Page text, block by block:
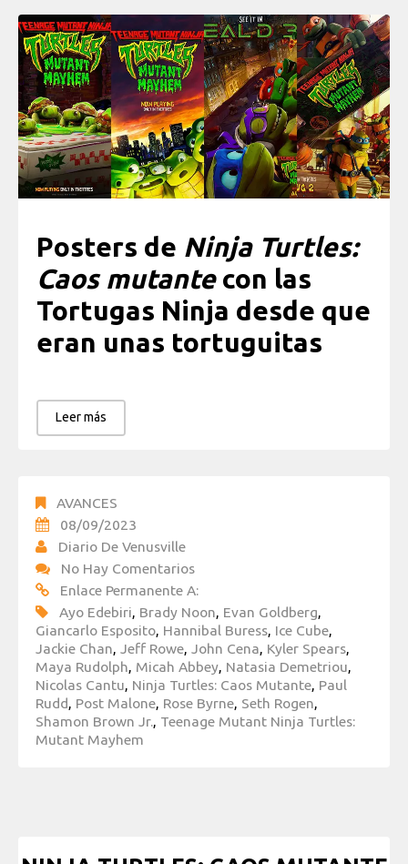
Posters de Ninja Turtles:
Caos mutantecon las
Tortugas Ninja desde que
eran unas tortuguitas
Leer más
AVANCES
08/09/2023
Diario De Venusville
No Hay Comentarios
Enlace Permanente A:
Ayo Edebiri, Brady Noon, Evan Goldberg,
Giancarlo Esposito, Hannibal Buress, Ice Cube,
Jackie Chan, Jeff Rowe, John Cena, Kyler Spears,
Maya Rudolph, Micah Abbey, Natasia Demetriou,
Nicolas Cantu, Ninja Turtles: Caos Mutante, Paul
Rudd, Post Malone, Rose Byrne, Seth Rogen,
Shamon Brown Jr., Teenage Mutant Ninja Turtles:
Mutant Mayhem